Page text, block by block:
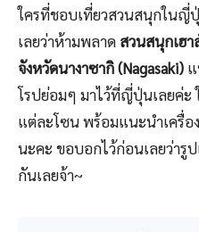
ใครที่ชอบเที่ยวสวนสนุกในญี่
เลยว่าห้ามพลาด สวนสนุกเฮา
จังหวัดนางาซากิ (Nagasaki)
โรปย่อมๆ มาไว้ที่ญี่ปุ่นเลยค่ะ
แต่ละโซน พร้อมแนะนำเครื่
นะคะ ขอบอกไว้ก่อนเลยว่ารู
กันเลยจ้า~